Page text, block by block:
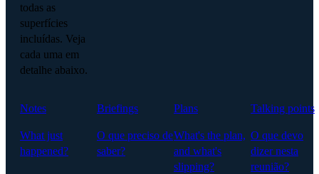
todas as
superfícies
incluídas. Veja
cada uma em
detalhe abaixo.
Notes
What just
happened?
Briefings
O que preciso de
saber?
Plans
What's the plan,
and what's
slipping?
Talking points
O que devo
dizer nesta
reunião?